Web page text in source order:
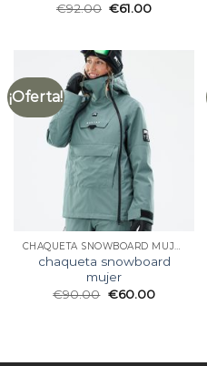
€92.00 €61.00
¡Oferta!
CHAQUETA SNOWBOARD MUJER
chaqueta snowboard
mujer
€90.00 €60.00